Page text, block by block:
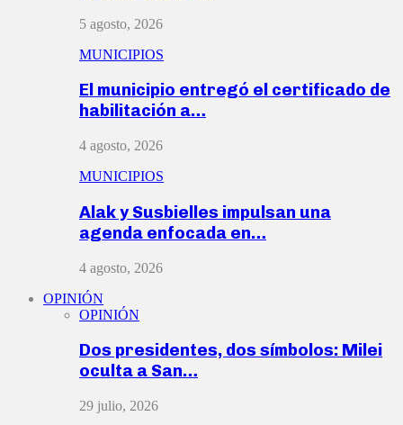
5 agosto, 2026
MUNICIPIOS
El municipio entregó el certificado de
habilitación a…
4 agosto, 2026
MUNICIPIOS
Alak y Susbielles impulsan una
agenda enfocada en…
4 agosto, 2026
OPINIÓN
OPINIÓN
Dos presidentes, dos símbolos: Milei
oculta a San…
29 julio, 2026